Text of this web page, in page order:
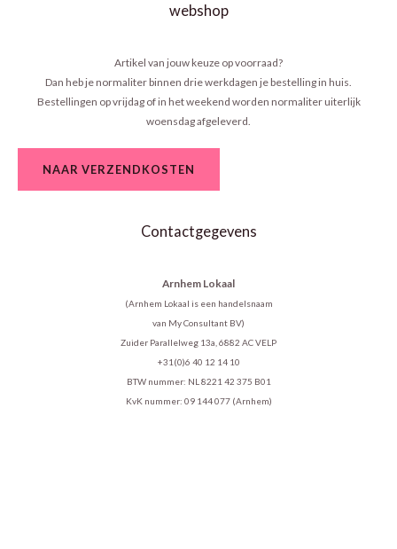
webshop
Artikel van jouw keuze op voorraad?
Dan heb je normaliter binnen drie werkdagen je bestelling in huis.
Bestellingen op vrijdag of in het weekend worden normaliter uiterlijk
woensdag afgeleverd.
NAAR VERZENDKOSTEN
Contactgegevens
Arnhem Lokaal
(Arnhem Lokaal is een handelsnaam
van My Consultant BV)
Zuider Parallelweg 13a, 6882 AC VELP
+31(0)6 40 12 14 10
BTW nummer: NL 8221 42 375 B01
KvK nummer: 09 144 077 (Arnhem)